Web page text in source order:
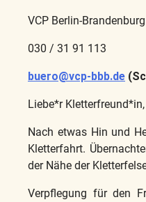
VCP Berlin-Brandenburg
030 / 31 91 113
buero@vcp-bbb.de
Liebe*r Kletterfreund*in,
Nach etwas Hin und
Kletterfahrt.
der Nähe der
Verpflegung für den